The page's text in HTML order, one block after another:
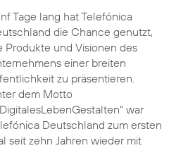
Tage lang hat Telefónica
die Chance genutzt,
Produkte und Visionen des
einer breiten
zu präsentieren.
dem Motto
war
Deutschland zum ersten
seit zehn Jahren wieder mit